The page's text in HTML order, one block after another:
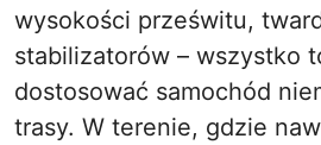
wysokości prześwitu,
stabilizatorów – wszystko
dostosować samochód
trasy. W terenie, gdzie